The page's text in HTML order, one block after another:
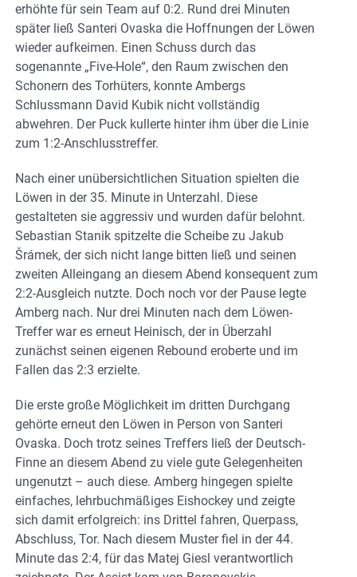
erhöhte für sein Team auf 0:2. Rund drei Minuten
später ließ Santeri Ovaska die Hoffnungen der Löwen
wieder aufkeimen. Einen Schuss durch das
sogenannte „Five-Hole“, den Raum zwischen den
Schonern des Torhüters, konnte Ambergs
Schlussmann David Kubik nicht vollständig
abwehren. Der Puck kullerte hinter ihm über die Linie
zum 1:2-Anschlusstreffer.
Nach einer unübersichtlichen Situation spielten die
Löwen in der 35. Minute in Unterzahl. Diese
gestalteten sie aggressiv und wurden dafür belohnt.
Sebastian Stanik spitzelte die Scheibe zu Jakub
Šrámek, der sich nicht lange bitten ließ und seinen
zweiten Alleingang an diesem Abend konsequent zum
2:2-Ausgleich nutzte. Doch noch vor der Pause legte
Amberg nach. Nur drei Minuten nach dem Löwen-
Treffer war es erneut Heinisch, der in Überzahl
zunächst seinen eigenen Rebound eroberte und im
Fallen das 2:3 erzielte.
Die erste große Möglichkeit im dritten Durchgang
gehörte erneut den Löwen in Person von Santeri
Ovaska. Doch trotz seines Treffers ließ der Deutsch-
Finne an diesem Abend zu viele gute Gelegenheiten
ungenutzt – auch diese. Amberg hingegen spielte
einfaches, lehrbuchmäßiges Eishockey und zeigte
sich damit erfolgreich: ins Drittel fahren, Querpass,
Abschluss, Tor. Nach diesem Muster fiel in der 44.
Minute das 2:4, für das Matej Giesl verantwortlich